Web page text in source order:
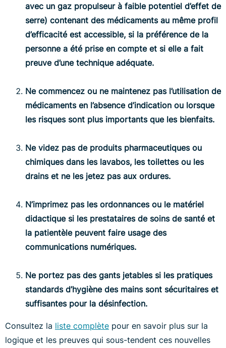
avec un gaz propulseur à faible potentiel d’effet de
serre) contenant des médicaments au même profil
d’efficacité est accessible, si la préférence de la
personne a été prise en compte et si elle a fait
preuve d’une technique adéquate.
Ne commencez ou ne maintenez pas l’utilisation de
médicaments en l’absence d’indication ou lorsque
les risques sont plus importants que les bienfaits.
Ne videz pas de produits pharmaceutiques ou
chimiques dans les lavabos, les toilettes ou les
drains et ne les jetez pas aux ordures.
N’imprimez pas les ordonnances ou le matériel
didactique si les prestataires de soins de santé et
la patientèle peuvent faire usage des
communications numériques.
Ne portez pas des gants jetables si les pratiques
standards d’hygiène des mains sont sécuritaires et
suffisantes pour la désinfection.
Consultez la liste complète pour en savoir plus sur la
logique et les preuves qui sous-tendent ces nouvelles